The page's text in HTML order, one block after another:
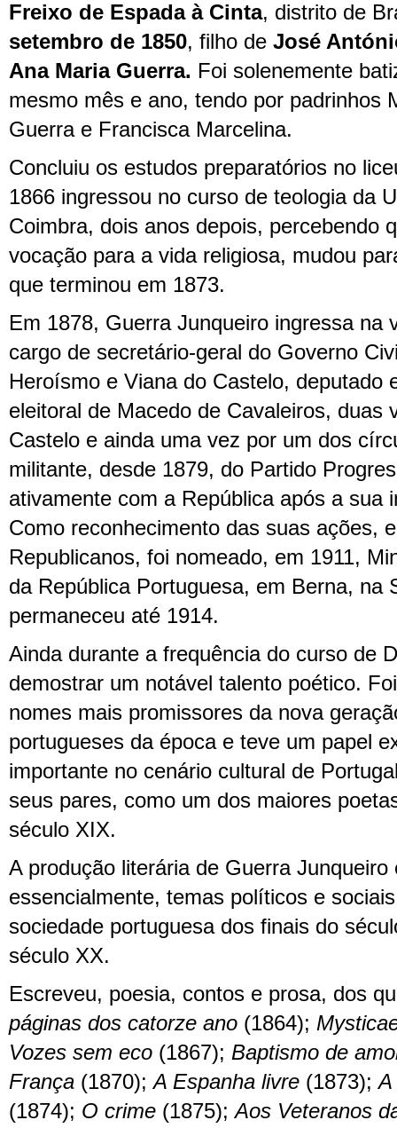
Freixo de Espada à Cinta, distrito de
setembro de 1850, filho de José
Ana Maria Guerra. Foi solenemente
mesmo mês e ano, tendo por padrinhos
Guerra e Francisca Marcelina.
Concluiu os estudos preparatórios no
1866 ingressou no curso de teologia da
Coimbra, dois anos depois, percebendo
vocação para a vida religiosa, mudou
que terminou em 1873.
Em 1878, Guerra Junqueiro ingressa na
cargo de secretário-geral do Governo
Heroísmo e Viana do Castelo, deputado
eleitoral de Macedo de Cavaleiros, duas
Castelo e ainda uma vez por um dos
militante, desde 1879, do Partido
ativamente com a República após a sua
Como reconhecimento das suas ações,
Republicanos, foi nomeado, em 1911,
da República Portuguesa, em Berna, na
permaneceu até 1914.
Ainda durante a frequência do curso de
demostrar um notável talento poético.
nomes mais promissores da nova
portugueses da época e teve um papel
importante no cenário cultural de
seus pares, como um dos maiores
século XIX.
A produção literária de Guerra
essencialmente, temas políticos e
sociedade portuguesa dos finais do
século XX.
Escreveu, poesia, contos e prosa, dos
páginas dos catorze ano (1864);
Vozes sem eco (1867); Baptismo de
França (1870);A Espanha livre (1873);A
(1874); O crime (1875);Aos Veteranos